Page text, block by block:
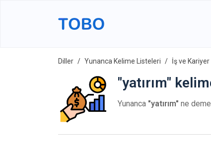
Diller Yunanca Kelime Listeleri İş ve Kariyer
"yatırım"
Yunanca "yatırım" ne